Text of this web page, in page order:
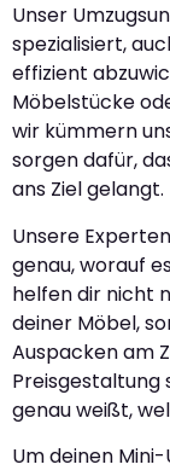
Unser
spezialisiert,
effizient
Möbelstücke
wir kümmern
sorgen dafür,
ans Ziel gelangt.
Unsere
genau, worauf
helfen dir nicht
deiner Möbel,
Auspacken am
Preisgestaltung
genau weißt,
Um deinen